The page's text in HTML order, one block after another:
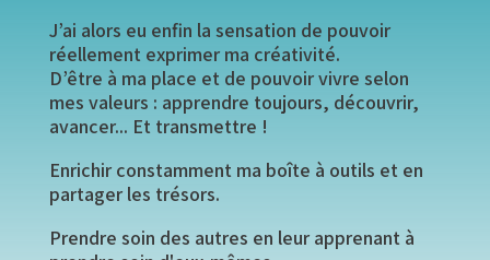
J’ai alors eu enfin la sensation de pouvoir
réellement exprimer ma créativité.
D’être à ma place et de pouvoir vivre selon
mes valeurs : apprendre toujours, découvrir,
avancer... Et transmettre !
Enrichir constamment ma boîte à outils et en
partager les trésors.
Prendre soin des autres en leur apprenant à